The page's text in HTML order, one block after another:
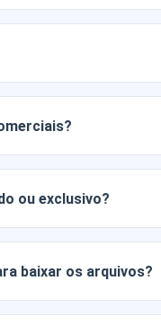
ou exclusivo?
baixar os arquivos?